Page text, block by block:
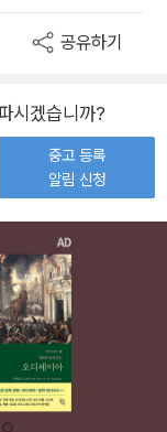
공유하기
시겠습니까?
중고 등록
알림 신청